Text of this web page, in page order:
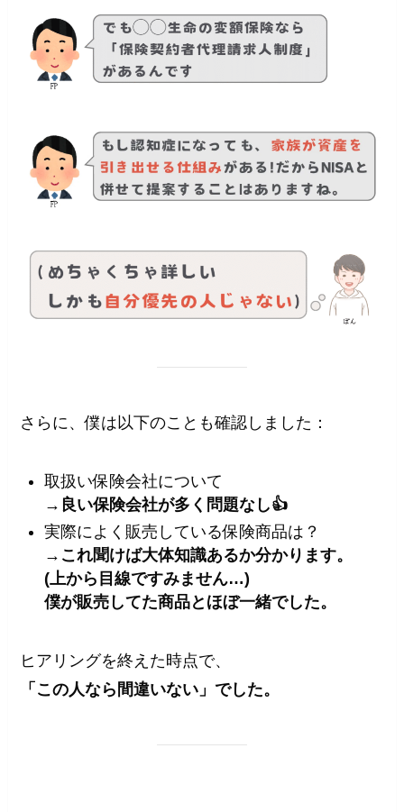
さらに、僕は以下のことも確認しました：
取扱い保険会社について
→良い保険会社が多く問題なし👍
実際によく販売している保険商品は？
→これ聞けば大体知識あるか分かります。
(上から目線ですみません…)
僕が販売してた商品とほぼ一緒でした。
ヒアリングを終えた時点で、
「この人なら間違いない」でした。